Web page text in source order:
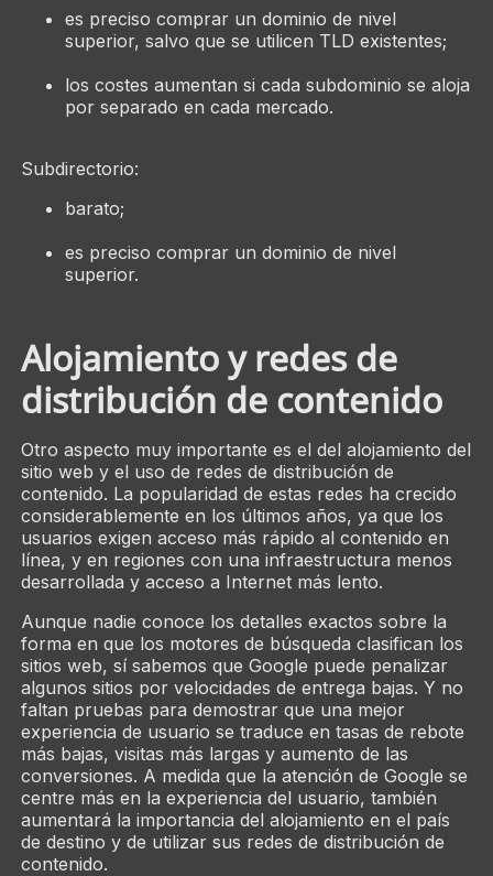
es preciso comprar un dominio de nivel
superior, salvo que se utilicen TLD existentes;
los costes aumentan si cada subdominio se aloja
por separado en cada mercado.
Subdirectorio:
barato;
es preciso comprar un dominio de nivel
superior.
Alojamiento y redes de
distribución de contenido
Otro aspecto muy importante es el del alojamiento del
sitio web y el uso de redes de distribución de
contenido. La popularidad de estas redes ha crecido
considerablemente en los últimos años, ya que los
usuarios exigen acceso más rápido al contenido en
línea, y en regiones con una infraestructura menos
desarrollada y acceso a Internet más lento.
Aunque nadie conoce los detalles exactos sobre la
forma en que los motores de búsqueda clasifican los
sitios web, sí sabemos que Google puede penalizar
algunos sitios por velocidades de entrega bajas. Y no
faltan pruebas para demostrar que una mejor
experiencia de usuario se traduce en tasas de rebote
más bajas, visitas más largas y aumento de las
conversiones. A medida que la atención de Google se
centre más en la experiencia del usuario, también
aumentará la importancia del alojamiento en el país
de destino y de utilizar sus redes de distribución de
contenido.